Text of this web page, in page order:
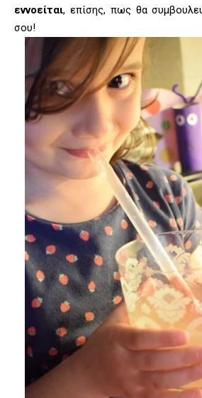
εννοείται, επίσης, πως θα
σου!